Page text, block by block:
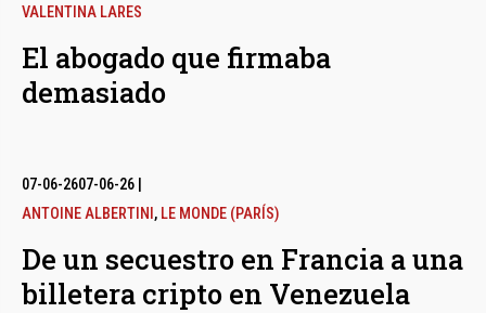
VALENTINA LARES
El abogado que firmaba
demasiado
07-06-2607-06-26
ANTOINE ALBERTINI , LE MONDE (PARÍS)
De un secuestro en Francia a una
billetera cripto en Venezuela